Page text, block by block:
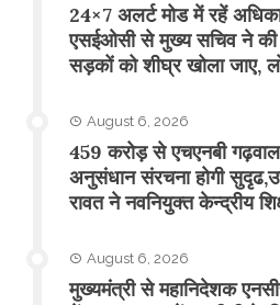
24×7 अलर्ट मोड में रहें
एसईओसी से मुख्य सचिव ने की
सड़कों को शीघ्र खोला जाए,
August 6, 2026
459 करोड़ से एचएनबी गढ़वाल
अनुसंधान संरचना होगी
रावत ने नवनियुक्त केन्द्रीय
August 6, 2026
मुख्यमंत्री से महानिदेशक